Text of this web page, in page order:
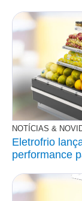
NOTÍCIAS &
Eletrofrio
performance